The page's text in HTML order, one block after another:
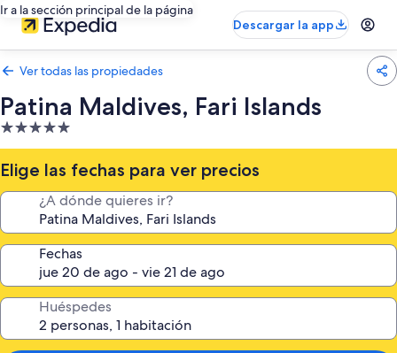
Ir a la sección principal de la página
Descargar la app
Ver todas las propiedades
Patina Maldives, Fari Islands
Propiedad
de
5.0
estrellas
Elige las fechas para ver precios
¿A dónde quieres ir?
Fechas
Huéspedes